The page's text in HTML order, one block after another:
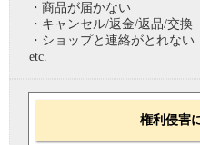
・商品が届かない
・キャンセル/返金/返品/交換
・ショップと連絡がとれない
etc.
権利侵害